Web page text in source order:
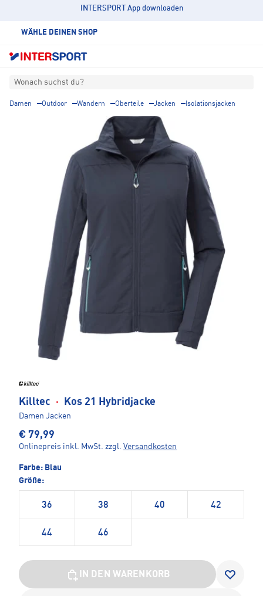
INTERSPORT App downloaden
WÄHLE DEINEN SHOP
Wonach suchst du?
Damen Outdoor Wandern Oberteile Jacken Isolationsjacken
Killtec · Kos 21 Hybridjacke
Damen Jacken
€ 79,99
Onlinepreis inkl. MwSt. zzgl. Versandkosten
Farbe: Blau
Größe:
36 38 40 42
44 46
IN DEN WARENKORB